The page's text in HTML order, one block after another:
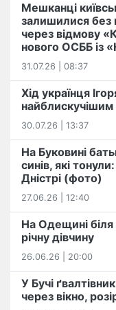
Мешканці
залишилися без
через відмову
нового ОСББ із
31.07.26 | 08:37
Хід українця
30.07.26 | 13:37
На Буковині
синів, які
Дністрі (фото)
27.06.26 | 12:40
На Одещині
річну дівчину
26.06.26 | 20:00
У Бучі
через вікно,